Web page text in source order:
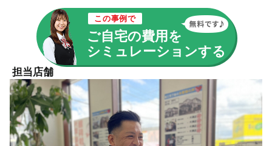
この事例で
ご自宅の費用を
シミュレーションする
担当店舗